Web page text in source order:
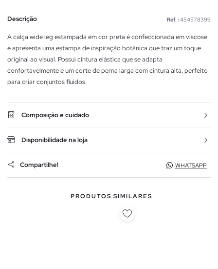
Descrição Ref. : 454578399
A calça wide leg estampada em cor preta é confeccionada em viscose
e apresenta uma estampa de inspiração botânica que traz um toque
original ao visual. Possui cintura elástica que se adapta
confortavelmente e um corte de perna larga com cintura alta, perfeito
para criar conjuntos fluidos.
Composição e cuidado
Disponibilidade na loja
Compartilhe! WHATSAPP
PRODUTOS SIMILARES